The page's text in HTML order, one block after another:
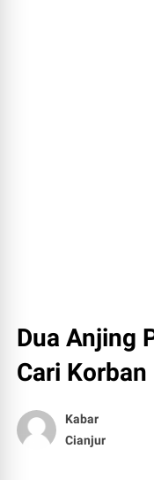
Dua Anjing
Cari
Kabar
Cianjur